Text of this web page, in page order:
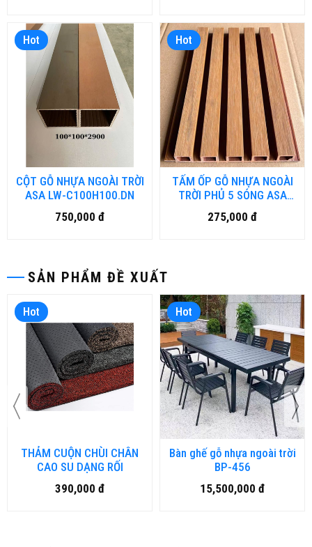
SẢN PHẨM ĐỀ XUẤT
Hot
THẢM CUỘN CHÙI CHÂN
CAO SU DẠNG RỐI
390,000 đ
Hot
Bàn ghế gỗ nhựa ngoài trời
BP-456
15,500,000 đ
Hot
CỘT GỖ NHỰA NGOÀI TRỜI
ASA LW-C100H100.DN
750,000 đ
Hot
TẤM ỐP GỖ NHỰA NGOÀI
TRỜI PHỦ 5 SÓNG ASA
SW-W175H20.DN
275,000 đ